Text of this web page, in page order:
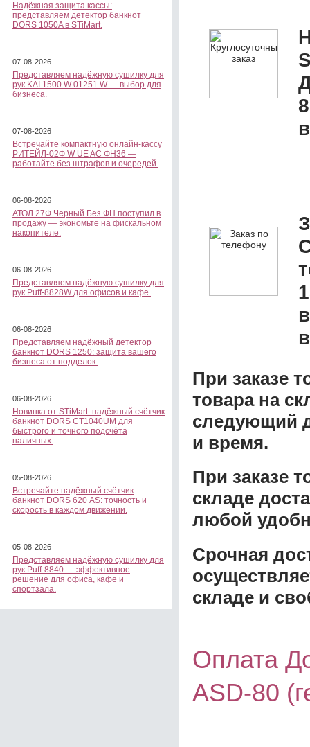
Надёжная защита кассы:
представляем детектор банкнот
DORS 1050A в STiMart.
07-08-2026
Представляем надёжную сушилку для
рук KAI 1500 W 01251.W — выбор для
бизнеса.
07-08-2026
Встречайте компактную онлайн-кассу
РИТЕЙЛ-02Ф W UE AC ФН36 —
работайте без штрафов и очередей.
06-08-2026
АТОЛ 27Ф Черный Без ФН поступил в
продажу — экономьте на фискальном
накопителе.
06-08-2026
Представляем надёжную сушилку для
рук Puff-8828W для офисов и кафе.
06-08-2026
Представляем надёжный детектор
банкнот DORS 1250: защита вашего
бизнеса от подделок.
06-08-2026
Новинка от STiMart: надёжный счётчик
банкнот DORS CT1040UM для
быстрого и точного подсчёта
наличных.
05-08-2026
Встречайте надёжный счётчик
банкнот DORS 620 АS: точность и
скорость в каждом движении.
05-08-2026
Представляем надёжную сушилку для
рук Puff-8840 — эффективное
решение для офиса, кафе и
спортзала.
При заказе
товара на
следующий
и время.
При заказе
складе
любой
Срочная
складе и
Оплата
ASD-80